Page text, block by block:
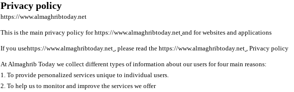
Privacy policy
https://www.almaghribtoday.net
This is the main privacy policy forhttps://www.almaghribtoday.net and for websites and applications
If you usehttps://www.almaghribtoday.net , please read thehttps://www.almaghribtoday.net , Privacy policy
At Almaghrib Today we collect different types of information about our users for four main reasons:
1. To provide personalized services unique to individual users.
2. To help us to monitor and improve the services we offer